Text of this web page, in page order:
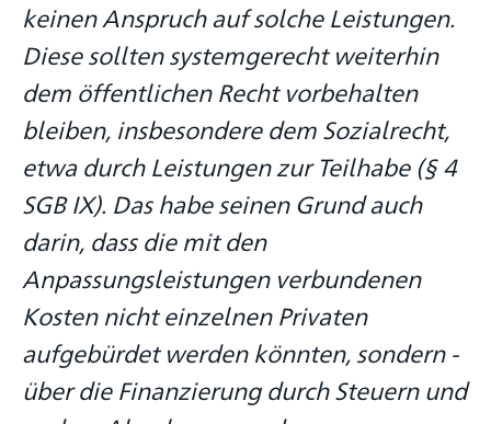
keinen Anspruch auf solche Leistungen.
Diese sollten systemgerecht weiterhin
dem öffentlichen Recht vorbehalten
bleiben, insbesondere dem Sozialrecht,
etwa durch Leistungen zur Teilhabe (§ 4
SGB IX). Das habe seinen Grund auch
darin, dass die mit den
Anpassungsleistungen verbundenen
Kosten nicht einzelnen Privaten
aufgebürdet werden könnten, sondern -
über die Finanzierung durch Steuern und